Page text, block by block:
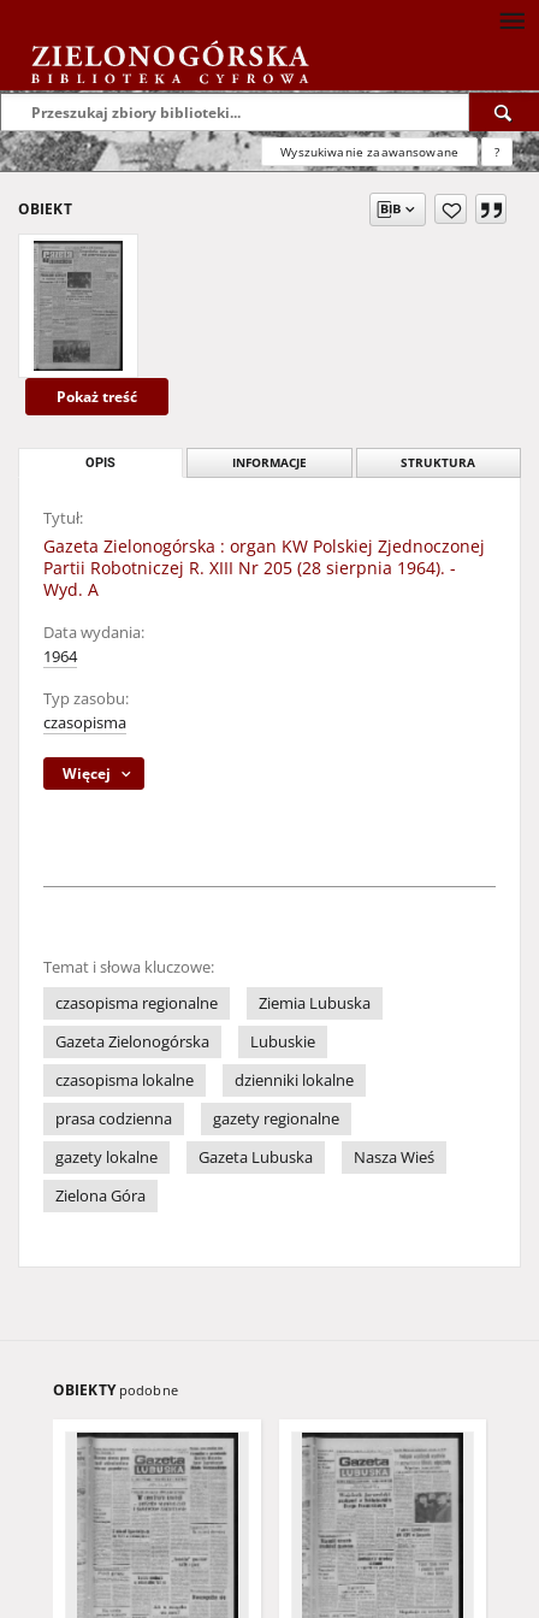
Wyszukiwanie zaawansowane ?
OBIEKT
Pokaż treść
OPIS INFORMACJE STRUKTURA
Tytuł:
Gazeta Zielonogórska : organ KW Polskiej Zjednoczonej
Partii Robotniczej R. XIII Nr 205 (28 sierpnia 1964). -
Wyd. A
Data wydania:
1964
Typ zasobu:
czasopisma
Więcej
Temat i słowa kluczowe:
czasopisma regionalne
Ziemia Lubuska
Gazeta Zielonogórska
Lubuskie
czasopisma lokalne
dzienniki lokalne
prasa codzienna
gazety regionalne
gazety lokalne
Gazeta Lubuska
Nasza Wieś
Zielona Góra
OBIEKTY podobne